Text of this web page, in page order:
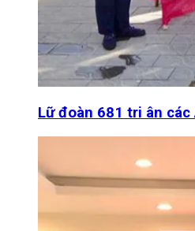
Lữ đoàn 681 tri ân